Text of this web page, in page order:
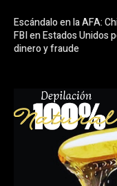
Escándalo en la AFA:
FBI en Estados Unidos
dinero y fraude